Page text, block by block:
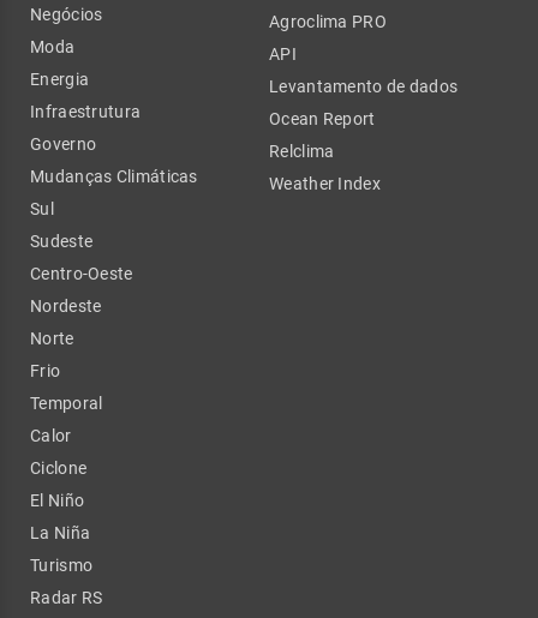
Negócios
Moda
Energia
Infraestrutura
Governo
Mudanças Climáticas
Sul
Sudeste
Centro-Oeste
Nordeste
Norte
Frio
Temporal
Calor
Ciclone
El Niño
La Niña
Turismo
Radar RS
Agroclima PRO
API
Levantamento de dados
Ocean Report
Relclima
Weather Index